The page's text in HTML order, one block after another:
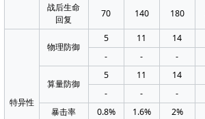
战后生命
回复
70 140 180
特异性
物理防御
5 11 14
-
- -
算量防御
5 11 14
-
- -
暴击率
0.8% 1.6% 2%